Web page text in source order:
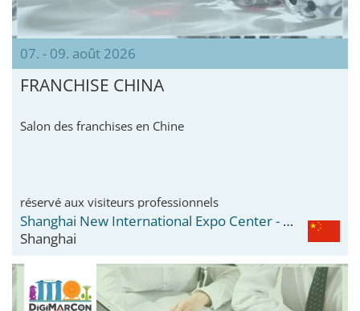
07. - 09. août 2026
FRANCHISE CHINA
Salon des franchises en Chine
réservé aux visiteurs professionnels
Shanghai New International Expo Center - SNIEC
Shanghai